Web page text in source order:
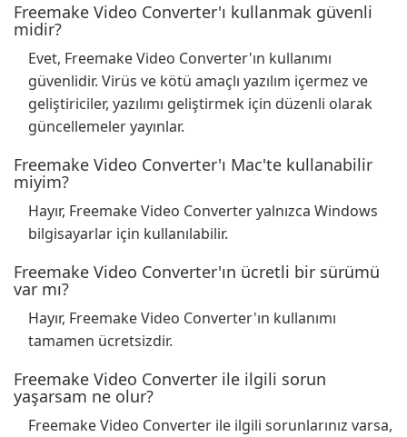
Freemake Video Converter'ı kullanmak güvenli
midir?
Evet, Freemake Video Converter'ın kullanımı
güvenlidir. Virüs ve kötü amaçlı yazılım içermez ve
geliştiriciler, yazılımı geliştirmek için düzenli olarak
güncellemeler yayınlar.
Freemake Video Converter'ı Mac'te kullanabilir
miyim?
Hayır, Freemake Video Converter yalnızca Windows
bilgisayarlar için kullanılabilir.
Freemake Video Converter'ın ücretli bir sürümü
var mı?
Hayır, Freemake Video Converter'ın kullanımı
tamamen ücretsizdir.
Freemake Video Converter ile ilgili sorun
yaşarsam ne olur?
Freemake Video Converter ile ilgili sorunlarınız varsa,